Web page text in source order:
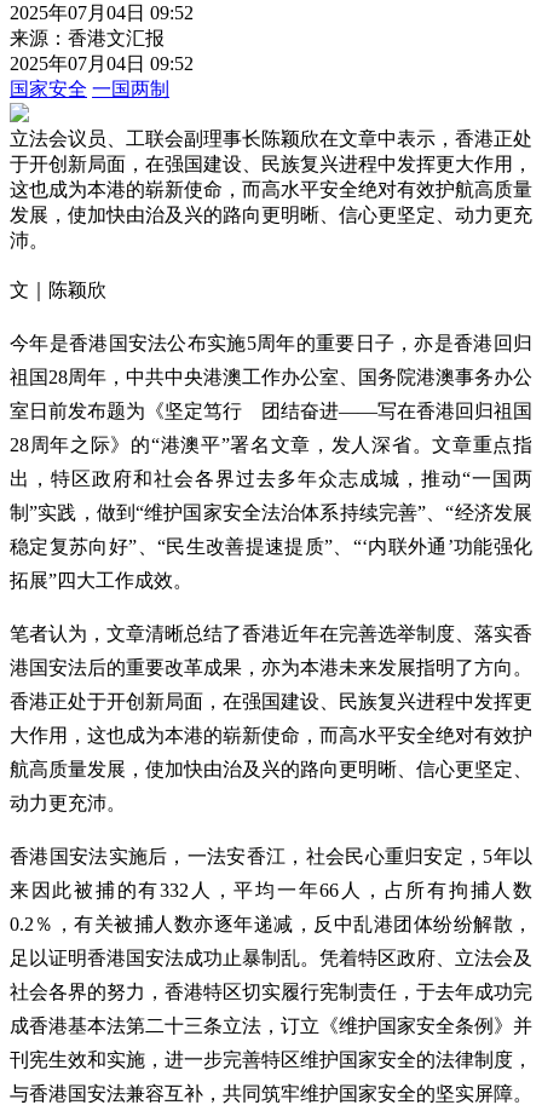
2025年07月04日 09:52
来源：香港文汇报
2025年07月04日 09:52
国家安全 一国两制
立法会议员、工联会副理事长陈颖欣在文章中表示，香港正处
于开创新局面，在强国建设、民族复兴进程中发挥更大作用，
这也成为本港的崭新使命，而高水平安全绝对有效护航高质量
发展，使加快由治及兴的路向更明晰、信心更坚定、动力更充
沛。
文｜陈颖欣
今年是香港国安法公布实施5周年的重要日子，亦是香港回归
祖国28周年，中共中央港澳工作办公室、国务院港澳事务办公
室日前发布题为《坚定笃行 团结奋进——写在香港回归祖国
28周年之际》的“港澳平”署名文章，发人深省。文章重点指
出，特区政府和社会各界过去多年众志成城，推动“一国两
制”实践，做到“维护国家安全法治体系持续完善”、“经济发展
稳定复苏向好”、“民生改善提速提质”、“‘内联外通’功能强化
拓展”四大工作成效。
笔者认为，文章清晰总结了香港近年在完善选举制度、落实香
港国安法后的重要改革成果，亦为本港未来发展指明了方向。
香港正处于开创新局面，在强国建设、民族复兴进程中发挥更
大作用，这也成为本港的崭新使命，而高水平安全绝对有效护
航高质量发展，使加快由治及兴的路向更明晰、信心更坚定、
动力更充沛。
香港国安法实施后，一法安香江，社会民心重归安定，5年以
来因此被捕的有332人，平均一年66人，占所有拘捕人数
0.2％，有关被捕人数亦逐年递减，反中乱港团体纷纷解散，
足以证明香港国安法成功止暴制乱。凭着特区政府、立法会及
社会各界的努力，香港特区切实履行宪制责任，于去年成功完
成香港基本法第二十三条立法，订立《维护国家安全条例》并
刊宪生效和实施，进一步完善特区维护国家安全的法律制度，
与香港国安法兼容互补，共同筑牢维护国家安全的坚实屏障。